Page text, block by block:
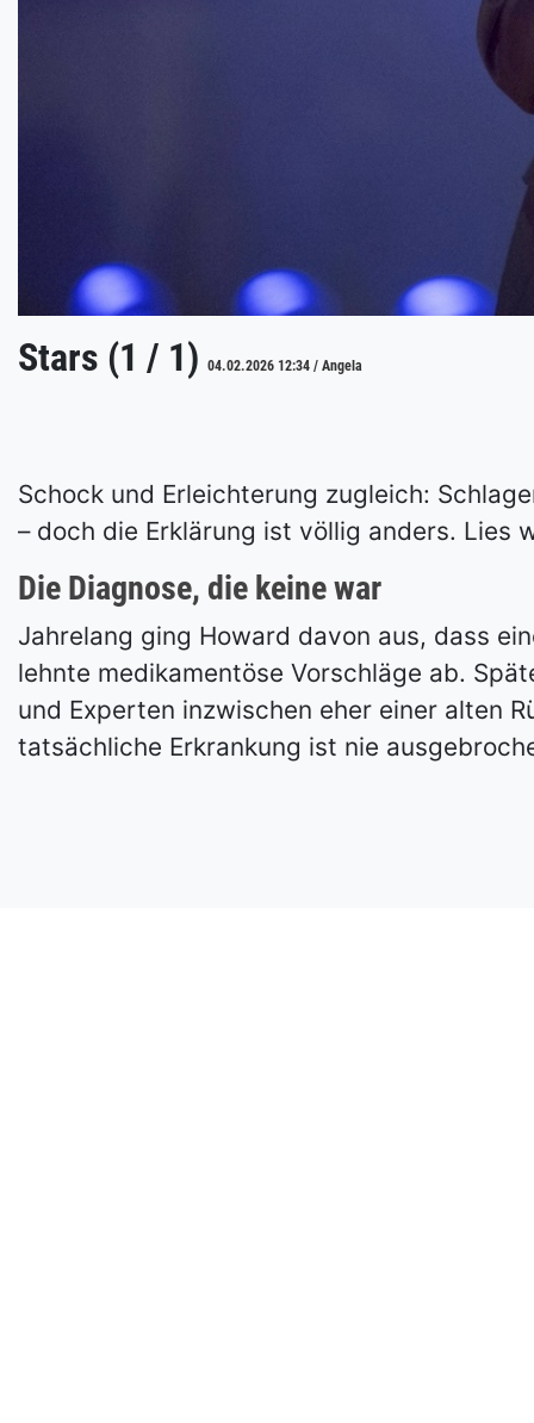
Stars (1 / 1) 04.02.2026 12:34 / Angela
Schock und Erleichterung zugleich:
– doch die Erklärung ist völlig anders. Lies
Die Diagnose, die keine war
Jahrelang ging Howard davon aus, dass
lehnte medikamentöse Vorschläge ab.
und Experten inzwischen eher einer alten
tatsächliche Erkrankung ist nie